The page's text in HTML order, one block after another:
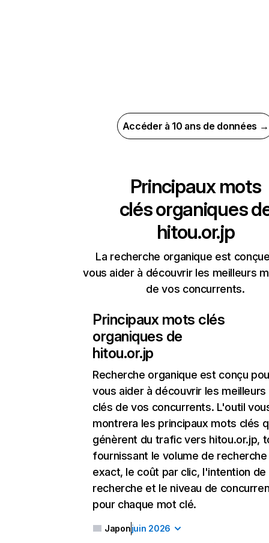
Accéder à 10 ans de données →
Principaux mots
clés organiques
hitou.or.jp
La recherche organique est
vous aider à découvrir les meilleurs
de vos concurrents.
Principaux mots clés
organiques de
hitou.or.jp
Recherche organique est conçu
vous aider à découvrir les
clés de vos concurrents. L'outil
montrera les principaux mots clés
génèrent du trafic vers hitou.or.jp,
fournissant le volume de recherche
exact, le coût par clic, l'intention de
recherche et le niveau de
pour chaque mot clé.
Japonjuin 2026